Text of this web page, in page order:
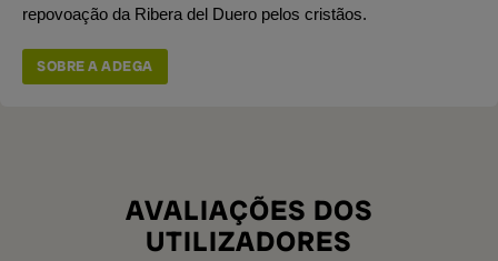
repovoação da Ribera del Duero pelos cristãos.
SOBRE A ADEGA
AVALIAÇÕES DOS
UTILIZADORES